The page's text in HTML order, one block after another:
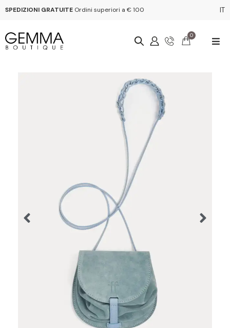
SPEDIZIONI GRATUITE Ordini superiori a € 100 IT
0